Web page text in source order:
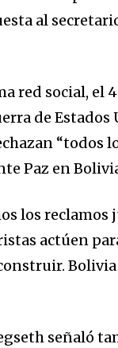
al
red social, el
de
“todos
Paz en
los
actúen
señaló